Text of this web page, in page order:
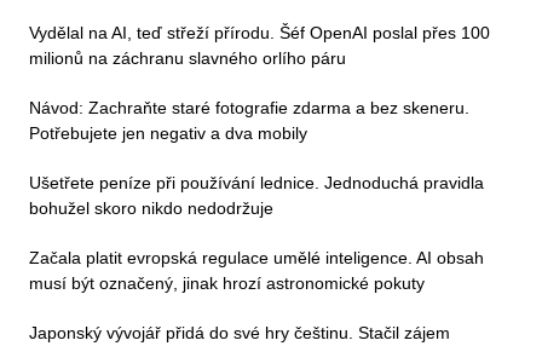
Vydělal na AI, teď střeží přírodu. Šéf OpenAI poslal přes 100
milionů na záchranu slavného orlího páru
Návod: Zachraňte staré fotografie zdarma a bez skeneru.
Potřebujete jen negativ a dva mobily
Ušetřete peníze při používání lednice. Jednoduchá pravidla
bohužel skoro nikdo nedodržuje
Začala platit evropská regulace umělé inteligence. AI obsah
musí být označený, jinak hrozí astronomické pokuty
Japonský vývojář přidá do své hry češtinu. Stačil zájem